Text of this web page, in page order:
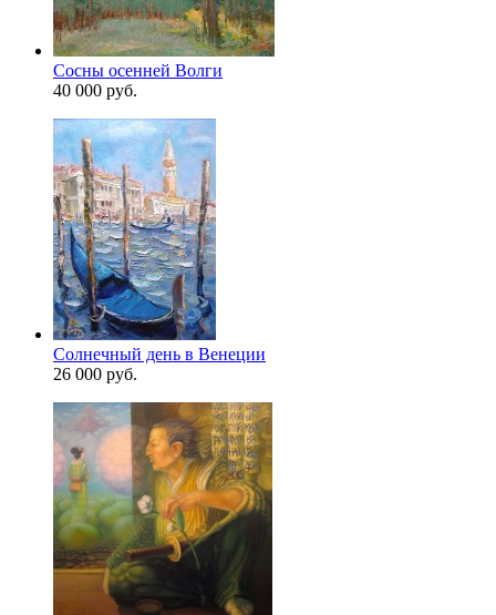
Сосны осенней Волги
40 000 руб.
Солнечный день в Венеции
26 000 руб.